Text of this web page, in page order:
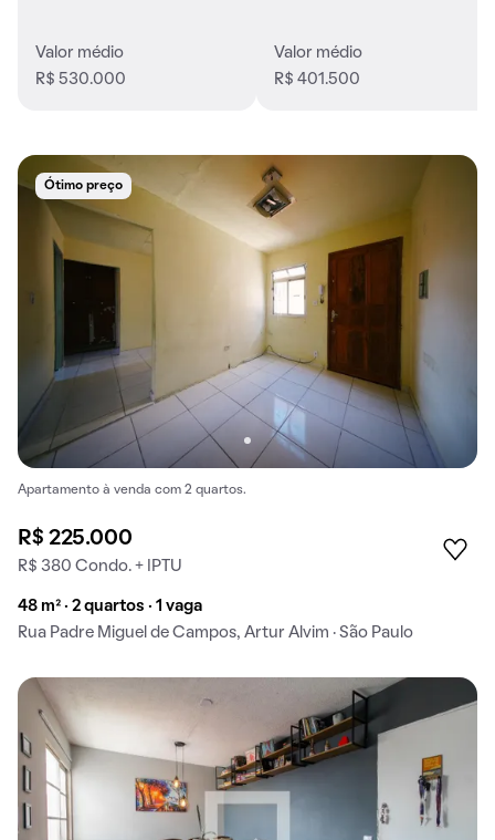
Valor médio
R$ 530.000
Valor médio
R$ 401.500
Ótimo preço
Apartamento à venda com 2 quartos.
R$ 225.000
R$ 380 Condo. + IPTU
48 m² · 2 quartos · 1 vaga
Rua Padre Miguel de Campos, Artur Alvim · São Paulo